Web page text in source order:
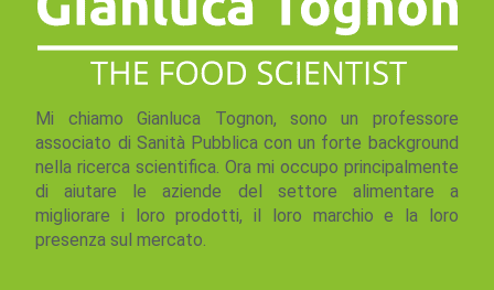
Mi chiamo Gianluca Tognon, sono un professore
associato di Sanità Pubblica con un forte background
nella ricerca scientifica. Ora mi occupo principalmente
di aiutare le aziende del settore alimentare a
migliorare i loro prodotti, il loro marchio e la loro
presenza sul mercato.